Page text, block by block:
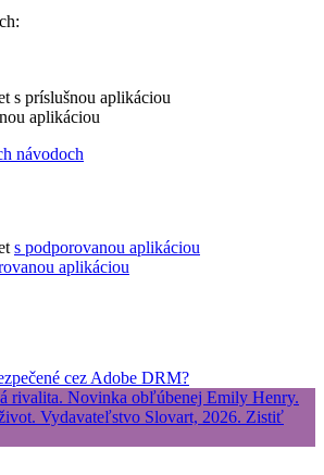
s príslušnou aplikáciou
aplikáciou
návodoch
s podporovanou aplikáciou
aplikáciou
cez Adobe DRM?